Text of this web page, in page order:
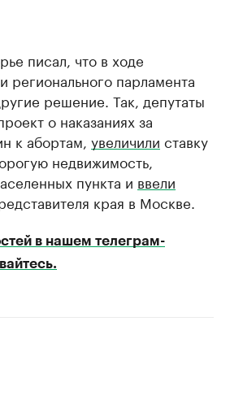
писал, что в ходе
регионального парламента
решение. Так, депутаты
о наказаниях за
к абортам, увеличили ставку
недвижимость,
пункта и ввели
края в Москве.
в нашем телеграм-